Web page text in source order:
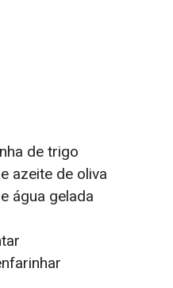
de trigo
azeite de oliva
água gelada